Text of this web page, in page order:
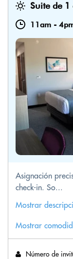
Suite de
11am -
Asignación
check-in. So...
Mostrar
Mostrar
Número de